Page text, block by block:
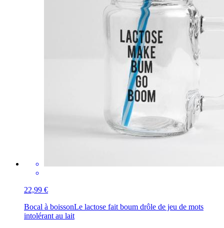
22,99 €
Bocal à boissonLe lactose fait boum drôle de jeu de mots
intolérant au lait